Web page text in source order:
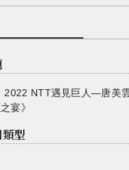
2022 NTT遇見巨人—唐美
宴》
型